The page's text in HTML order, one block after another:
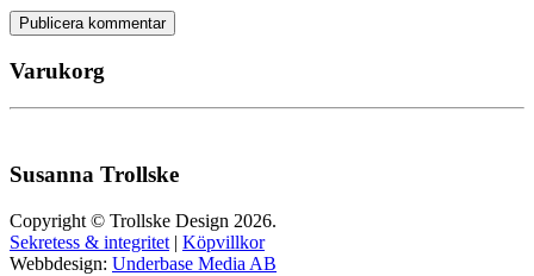
Publicera kommentar
Varukorg
Susanna Trollske
Copyright © Trollske Design 2026.
Sekretess & integritet | Köpvillkor
Webbdesign: Underbase Media AB